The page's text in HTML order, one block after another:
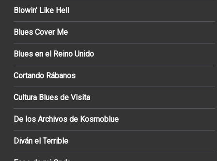
Blowin’ Like Hell
Blues Cover Me
Blues en el Reino Unido
Cortando Rábanos
Cultura Blues de Visita
De los Archivos de Kosmoblue
Diván el Terrible